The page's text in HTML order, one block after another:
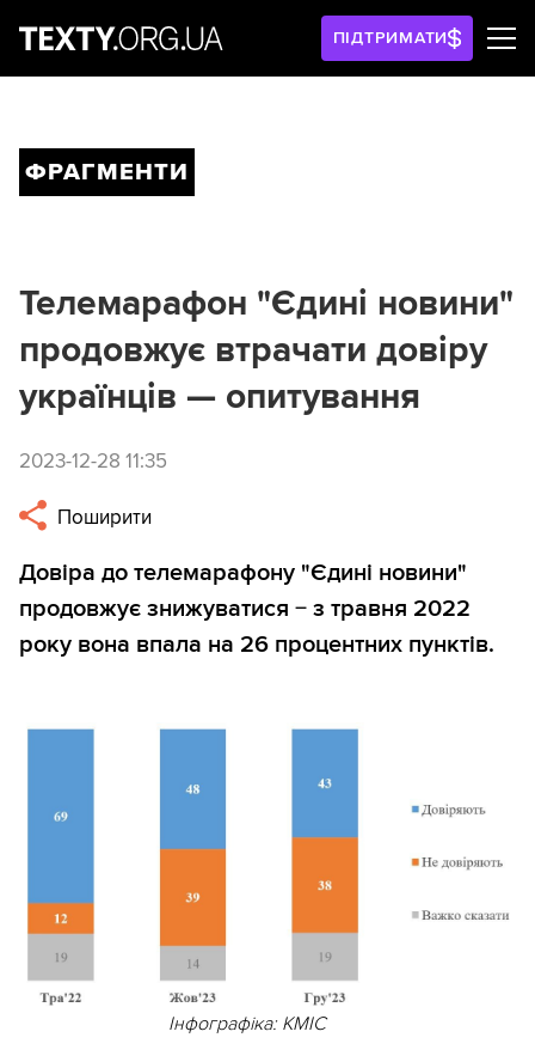
ПІДТРИМАТИ
ФРАГМЕНТИ
Телемарафон "Єдині новини"
продовжує втрачати довіру
українців — опитування
2023-12-28 11:35
Поширити
Довіра до телемарафону "Єдині новини"
продовжує знижуватися − з травня 2022
року вона впала на 26 процентних пунктів.
Інфографіка: КМІС